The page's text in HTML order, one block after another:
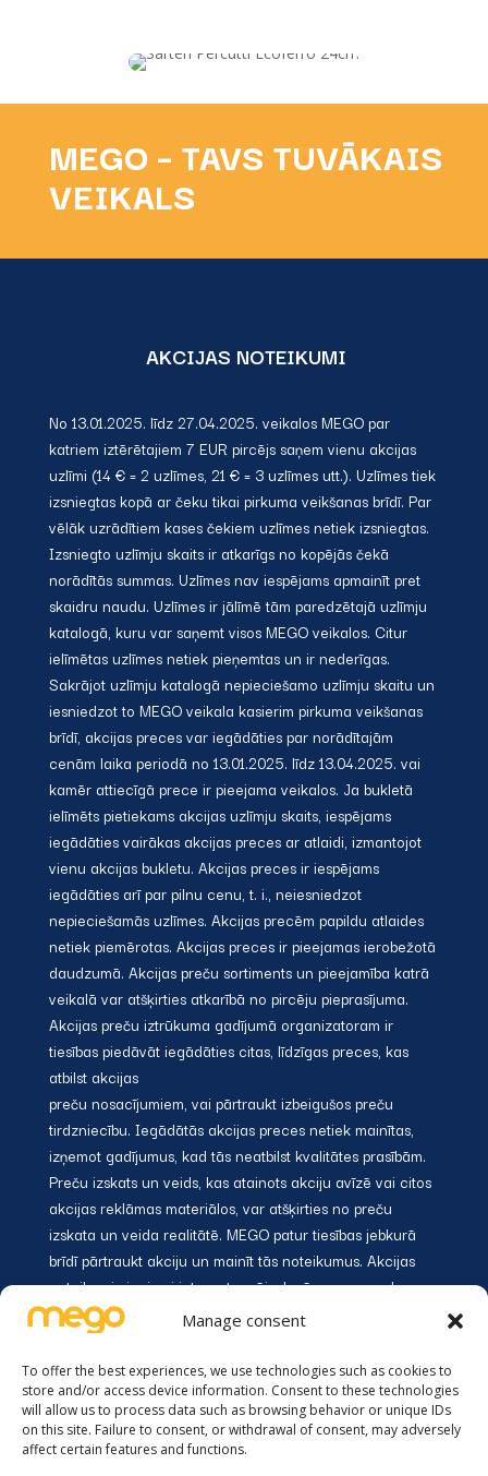
Manage consent
To offer the best experiences, we use technologies such as cookies to
store and/or access device information. Consent to these technologies
will allow us to process data such as browsing behavior or unique IDs
on this site. Failure to consent, or withdrawal of consent, may adversely
affect certain features and functions.
MEGO – TAVS TUVĀKAIS
VEIKALS
AKCIJAS NOTEIKUMI
No 13.01.2025. līdz 27.04.2025. veikalos MEGO par
katriem iztērētajiem 7 EUR pircējs saņem vienu akcijas
uzlīmi (14 € = 2 uzlīmes, 21 € = 3 uzlīmes utt.). Uzlīmes tiek
izsniegtas kopā ar čeku tikai pirkuma veikšanas brīdī. Par
vēlāk uzrādītiem kases čekiem uzlīmes netiek izsniegtas.
Izsniegto uzlīmju skaits ir atkarīgs no kopējās čekā
norādītās summas. Uzlīmes nav iespējams apmainīt pret
skaidru naudu. Uzlīmes ir jālīmē tām paredzētajā uzlīmju
katalogā, kuru var saņemt visos MEGO veikalos. Citur
ielīmētas uzlīmes netiek pieņemtas un ir nederīgas.
Sakrājot uzlīmju katalogā nepieciešamo uzlīmju skaitu un
iesniedzot to MEGO veikala kasierim pirkuma veikšanas
brīdī, akcijas preces var iegādāties par norādītajām
cenām laika periodā no 13.01.2025. līdz 13.04.2025. vai
kamēr attiecīgā prece ir pieejama veikalos. Ja bukletā
ielīmēts pietiekams akcijas uzlīmju skaits, iespējams
iegādāties vairākas akcijas preces ar atlaidi, izmantojot
vienu akcijas bukletu. Akcijas preces ir iespējams
iegādāties arī par pilnu cenu, t. i., neiesniedzot
nepieciešamās uzlīmes. Akcijas precēm papildu atlaides
netiek piemērotas. Akcijas preces ir pieejamas ierobežotā
daudzumā. Akcijas preču sortiments un pieejamība katrā
veikalā var atšķirties atkarībā no pircēju pieprasījuma.
Akcijas preču iztrūkuma gadījumā organizatoram ir
tiesības piedāvāt iegādāties citas, līdzīgas preces, kas
atbilst akcijas
preču nosacījumiem, vai pārtraukt izbeigušos preču
tirdzniecību. Iegādātās akcijas preces netiek mainītas,
izņemot gadījumus, kad tās neatbilst kvalitātes prasībām.
Preču izskats un veids, kas atainots akciju avīzē vai citos
akcijas reklāmas materiālos, var atšķirties no preču
izskata un veida realitātē. MEGO patur tiesības jebkurā
brīdī pārtraukt akciju un mainīt tās noteikumus. Akcijas
noteikumi pieejami interneta mājaslapā www.mego.lv un
tirdzniecības
vietās. SIA ”Lenoka” nenes nekādu atbildību par
jebkādiem zaudējumiem vai kaitējumu,
kas radušies vai varētu rasties akcijas dalībniekiem un ir
saistīti ar dalību akcijā, t. sk., akcijas preču iegādi akcijas
laikā. Akcijas dalībnieks apstiprina savu bezierunu